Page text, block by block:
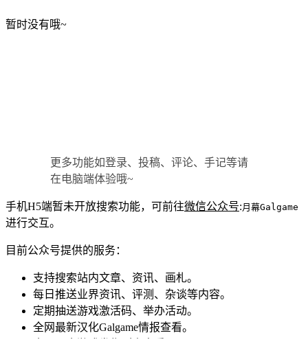
暂时没有哦~
更多功能如登录、投稿、评论、手记等请
在电脑端体验哦~
手机H5端暂未开放搜索功能，可前往微信公众号: 月幕Galgame
进行交互。
目前公众号提供的服务：
支持搜索站内文章、资讯、画札。
每日推送业界资讯、评测、杂谈等内容。
定期抽送游戏激活码、举办活动。
全网最新汉化Galgame情报查看。